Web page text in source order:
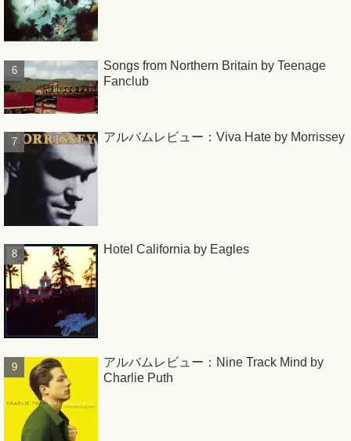
Songs from Northern Britain by Teenage
Fanclub
アルバムレビュー：Viva Hate by Morrissey
Hotel California by Eagles
アルバムレビュー：Nine Track Mind by
Charlie Puth